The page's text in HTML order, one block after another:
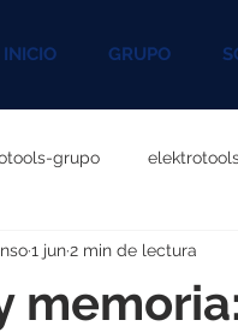
INICIO GRUPO
grupo
elektrotools-P060000
1 jun2 min de lectura